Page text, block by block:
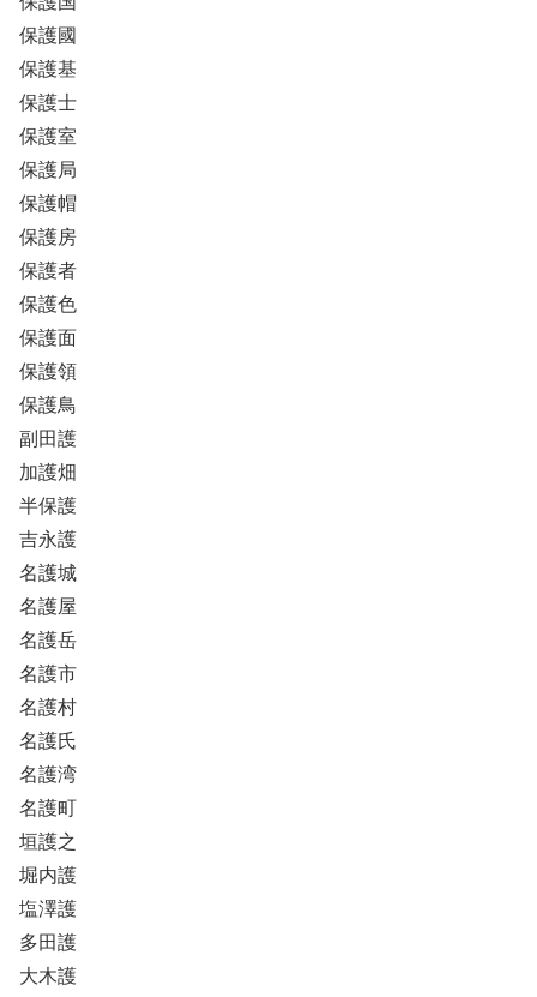
保護國
保護基
保護士
保護室
保護局
保護帽
保護房
保護者
保護色
保護面
保護領
保護鳥
副田護
加護畑
半保護
吉永護
名護城
名護屋
名護岳
名護市
名護村
名護氏
名護湾
名護町
垣護之
堀内護
塩澤護
多田護
大木護